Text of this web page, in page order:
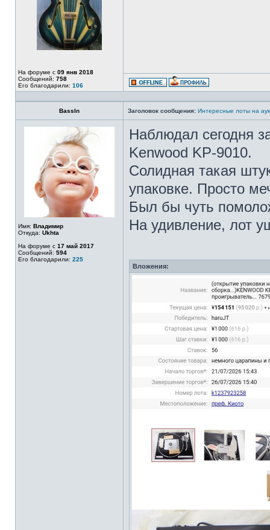
На форуме с 09 янв 2018
Сообщений: 758
Его благодарили: 106
BassIn Заголовок сообщения: Интересные лоты на
Имя: Владимир
Откуда: Ukhta
На форуме с 17 май 2017
Сообщений: 594
Его благодарили: 225
Наблюдал сегодня
Kenwood KP-9010.
Солидная такая
упаковке. Просто
Был бы чуть
На удивление, лот
Вложения: